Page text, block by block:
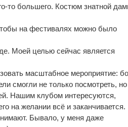
то большего. Костюм знатной
на фестивалях можно было
Моей целью сейчас является
масштабное мероприятие:
смогли не только посмотреть,
Нашим клубом интересуются,
на желании всё и заканчивается.
Бывало, у меня даже